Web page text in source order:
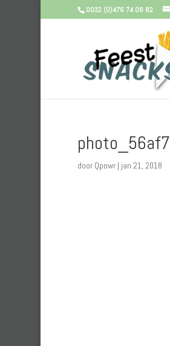
0032 (0)476 74 06 82
door Qpowr| jan 21, 2018